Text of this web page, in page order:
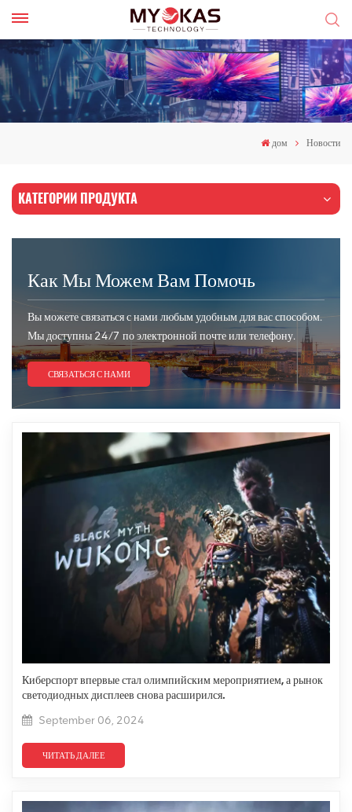
дом Новости
КАТЕГОРИИ ПРОДУКТА
Как Мы Можем Вам Помочь
Вы можете связаться с нами любым удобным для вас способом.
Мы доступны 24/7 по электронной почте или телефону.
СВЯЗАТЬСЯ С НАМИ
Киберспорт впервые стал олимпийским мероприятием, а рынок
светодиодных дисплеев снова расширился.
September 06, 2024
ЧИТАТЬ ДАЛЕЕ